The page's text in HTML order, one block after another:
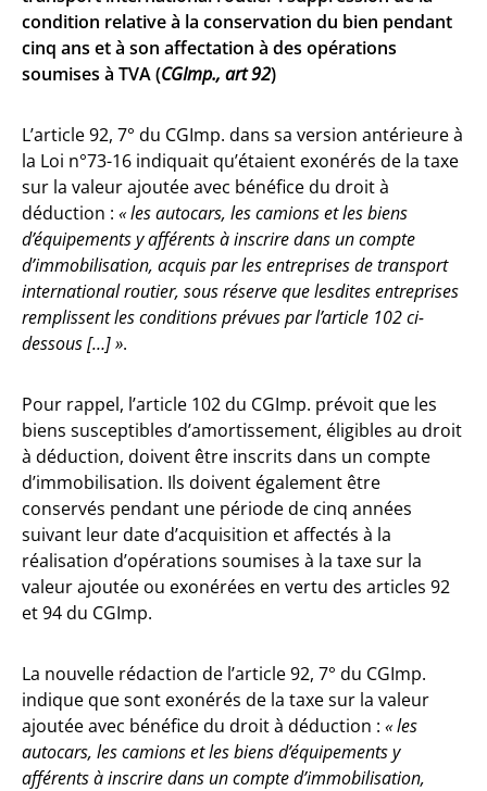
condition relative à la conservation du bien pendant
cinq ans et à son affectation à des opérations
soumises à TVA (CGImp., art 92)
L’article 92, 7° du CGImp. dans sa version antérieure à
la Loi n°73-16 indiquait qu’étaient exonérés de la taxe
sur la valeur ajoutée avec bénéfice du droit à
déduction : « les autocars, les camions et les biens
d’équipements y afférents à inscrire dans un compte
d’immobilisation, acquis par les entreprises de transport
international routier, sous réserve que lesdites entreprises
remplissent les conditions prévues par l’article 102 ci-
dessous […] ».
Pour rappel, l’article 102 du CGImp. prévoit que les
biens susceptibles d’amortissement, éligibles au droit
à déduction, doivent être inscrits dans un compte
d’immobilisation. Ils doivent également être
conservés pendant une période de cinq années
suivant leur date d’acquisition et affectés à la
réalisation d’opérations soumises à la taxe sur la
valeur ajoutée ou exonérées en vertu des articles 92
et 94 du CGImp.
La nouvelle rédaction de l’article 92, 7° du CGImp.
indique que sont exonérés de la taxe sur la valeur
ajoutée avec bénéfice du droit à déduction : « les
autocars, les camions et les biens d’équipements y
afférents à inscrire dans un compte d’immobilisation,